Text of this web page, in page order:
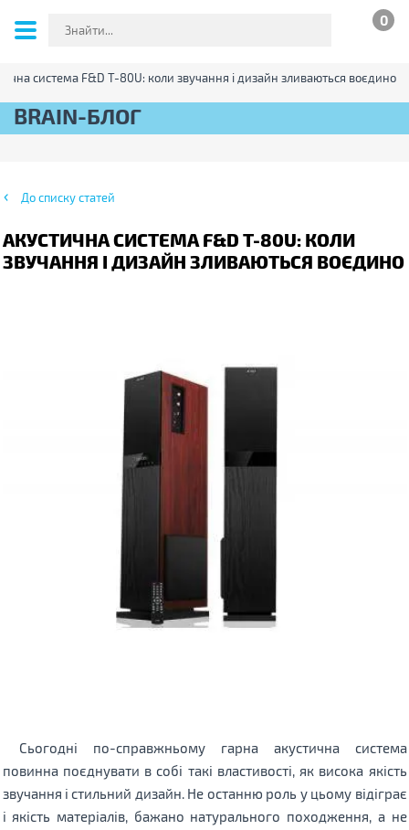
0
система F&D Т-80U: коли звучання і дизайн зливаються воєдино
BRAIN-БЛОГ
До списку статей
АКУСТИЧНА СИСТЕМА F&D Т-80U: КОЛИ
ЗВУЧАННЯ І ДИЗАЙН ЗЛИВАЮТЬСЯ ВОЄДИНО
Сьогодні по-справжньому гарна акустична система
повинна поєднувати в собі такі властивості, як висока якість
звучання і стильний дизайн. Не останню роль у цьому відіграє
і якість матеріалів, бажано натурального походження, а не